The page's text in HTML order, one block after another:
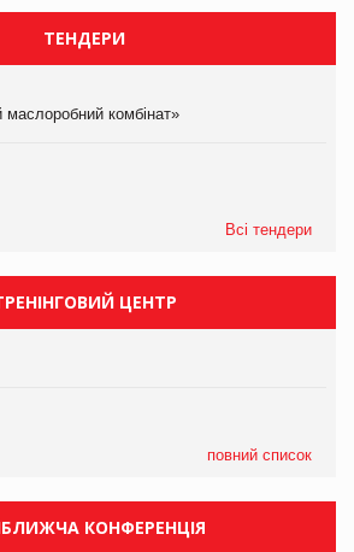
ТЕНДЕРИ
комбінат»
Всі тендери
ЦЕНТР
повний список
КОНФЕРЕНЦІЯ